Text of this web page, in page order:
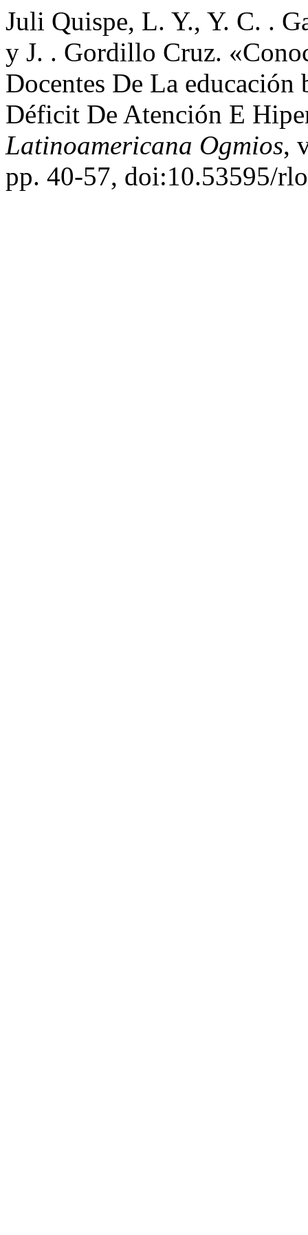
Juli Quispe, L. Y., Y. C. .
y J. . Gordillo Cruz.
Docentes De La educación
Déficit De Atención E
Latinoamericana Ogmios,
pp. 40-57, doi:10.53595/